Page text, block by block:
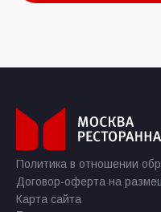
Политика в отношении
Договор-оферта на
Карта сайта